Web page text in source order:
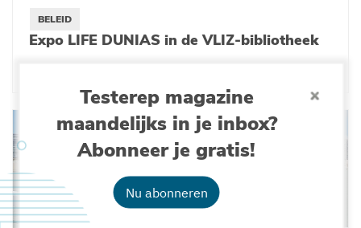
Testerep magazine
maandelijks in je inbox?
Abonneer je gratis!
Nu abonneren
BELEID
Expo LIFE DUNIAS in de VLIZ-bibliotheek